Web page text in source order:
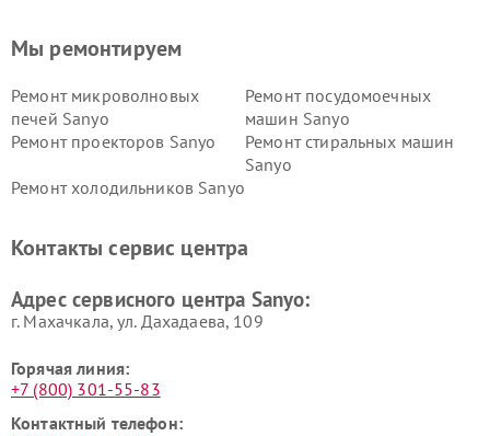
Мы ремонтируем
Ремонт микроволновых
печей Sanyo
Ремонт посудомоечных
машин Sanyo
Ремонт проекторов Sanyo
Ремонт стиральных машин
Sanyo
Ремонт холодильников Sanyo
Контакты сервис центра
Адрес сервисного центра Sanyo:
г. Махачкала, ул. Дахадаева, 109
Горячая линия:
+7 (800) 301-55-83
Контактный телефон: